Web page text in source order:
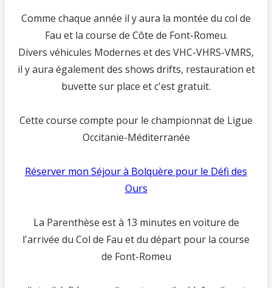
Comme chaque année il y aura la montée du col de
Fau et la course de Côte de Font-Romeu.
Divers véhicules Modernes et des VHC-VHRS-VMRS,
il y aura également des shows drifts, restauration et
buvette sur place et c'est gratuit.
Cette course compte pour le championnat de Ligue
Occitanie-Méditerranée
Réserver mon Séjour à Bolquère pour le Défi des
Ours
La Parenthèse est à 13 minutes en voiture de
l'arrivée du Col de Fau et du départ pour la course
de Font-Romeu